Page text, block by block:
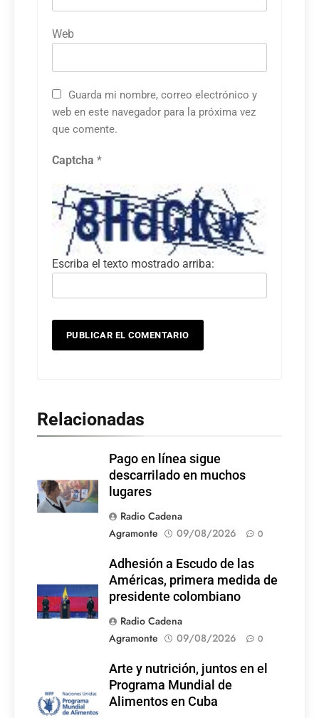
Web
Guarda mi nombre, correo electrónico y
web en este navegador para la próxima vez
que comente.
Captcha *
Escriba el texto mostrado arriba:
Relacionadas
Pago en línea sigue
descarrilado en muchos
lugares
Radio Cadena
Agramonte
09/08/2026 0
Adhesión a Escudo de las
Américas, primera medida de
presidente colombiano
Radio Cadena
Agramonte
09/08/2026 0
Arte y nutrición, juntos en el
Programa Mundial de
Alimentos en Cuba